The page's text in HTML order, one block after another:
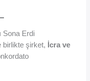
Sona Erdi
birlikte şirket, İcra ve